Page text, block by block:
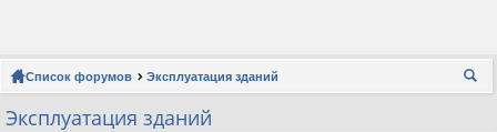
и ат
ел
ац
Список форумов
Эксплуатация зданий
Эксплуатация зданий